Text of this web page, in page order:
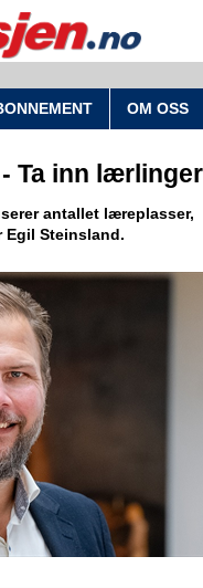
OM OSS
Ta inn lærlinger
antallet læreplasser,
Egil Steinsland.